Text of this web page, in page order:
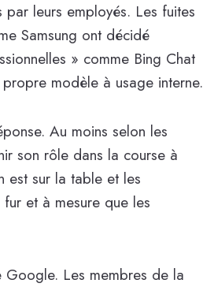
leurs employés. Les fuites
Samsung ont décidé
» comme Bing Chat
modèle à usage interne.
Au moins selon les
son rôle dans la course à
est sur la table et les
et à mesure que les
Les membres de la